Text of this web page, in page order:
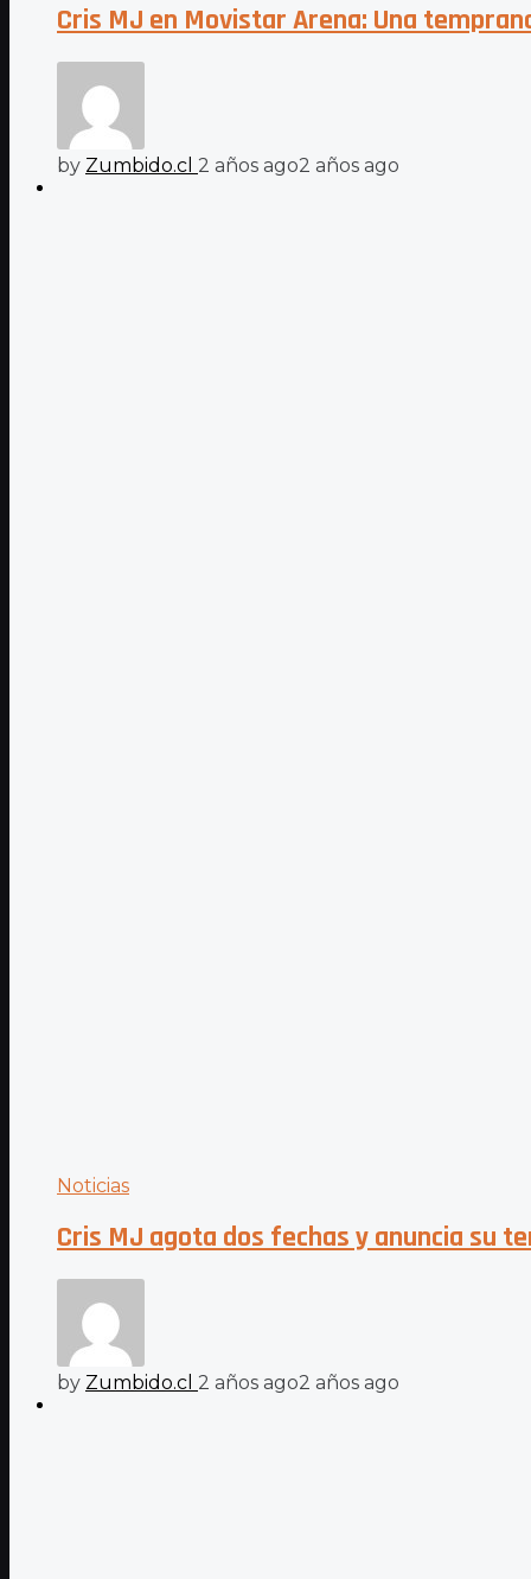
Cris MJ en Movistar Arena: Una
by Zumbido.cl 2 años ago2 años ago
Noticias
Cris MJ agota dos fechas y anuncia su
by Zumbido.cl 2 años ago2 años ago